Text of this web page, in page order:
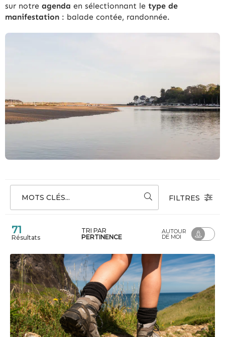
sur notre agenda en sélectionnant le type de
manifestation : balade contée, randonnée.
MOTS CLÉS... FILTRES
71
Résultats
TRI PAR
PERTINENCE
AUTOUR
DE MOI